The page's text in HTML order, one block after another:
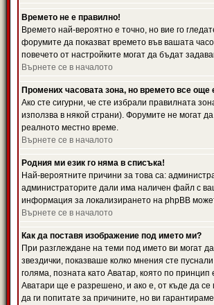
Времето не е правилно!
Времето най-вероятно е точно, но вие го
форумите да показват времето във вашата
повечето от настройките могат да бъдат
Върнете се в началото
Промених часовата зона, но времето все още
Ако сте сигурни, че сте избрали правилната
използва в някой страни). Форумите не могат
реалното местно време.
Върнете се в началото
Родния ми език го няма в списъка!
Най-вероятните причини за това са:
администраторите дали има наличен файл с
информация за локализирането на phpBB
Върнете се в началото
Как да поставя изображение под името ми?
При разглеждане на теми под името ви могат
звездички, показваше колко мнения сте
голяма, позната като Аватар, която по
Аватари ще е разрешено, и ако е, от къде да
да ги попитате за причините, но ви